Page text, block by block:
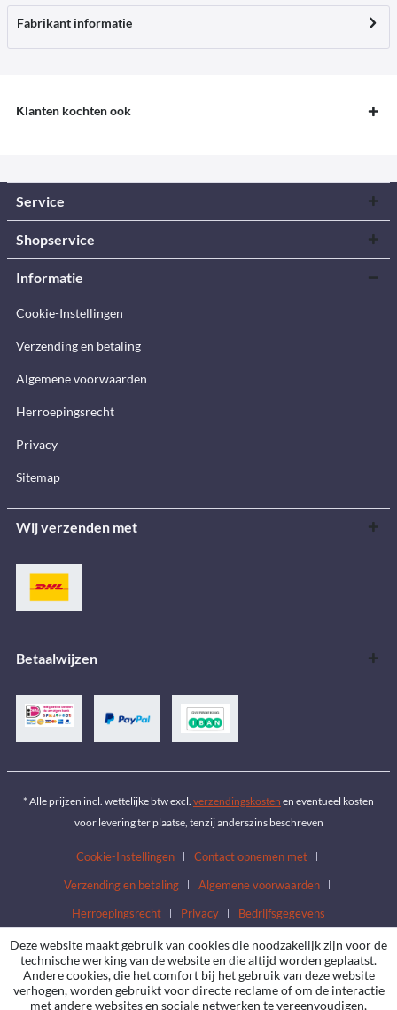
Fabrikant informatie
Klanten kochten ook
Service
Shopservice
Informatie
Cookie-Instellingen
Verzending en betaling
Algemene voorwaarden
Herroepingsrecht
Privacy
Sitemap
Wij verzenden met
Betaalwijzen
* Alle prijzen incl. wettelijke btw excl. verzendingskosten en eventueel kosten
voor levering ter plaatse, tenzij anderszins beschreven
Cookie-Instellingen
Contact opnemen met
Verzending en betaling
Algemene voorwaarden
Herroepingsrecht
Privacy Bedrijfsgegevens
Deze website maakt gebruik van cookies die noodzakelijk zijn voor de
technische werking van de website en die altijd worden geplaatst.
Andere cookies, die het comfort bij het gebruik van deze website
verhogen, worden gebruikt voor directe reclame of om de interactie
met andere websites en sociale netwerken te vereenvoudigen,